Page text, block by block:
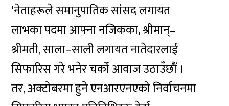
‘नेताहरूले समानुपातिक सांसद लगायत
लाभका पदमा आफ्ना नजिकका, श्रीमान्–
श्रीमती, साला–साली लगायत नातेदारलाई
सिफारिस गरे भनेर चर्को आवाज उठाउँछौं ।
तर, अक्टोबरमा हुने एनआरएनएको निर्वाचनमा